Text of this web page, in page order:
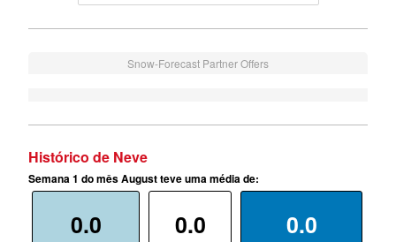
Snow-Forecast Partner Offers
Histórico de Neve
Semana 1 do mês August teve uma média de:
0.0 0.0 0.0